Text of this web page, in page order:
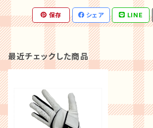
保存 シェア LINE
最近チェックした商品